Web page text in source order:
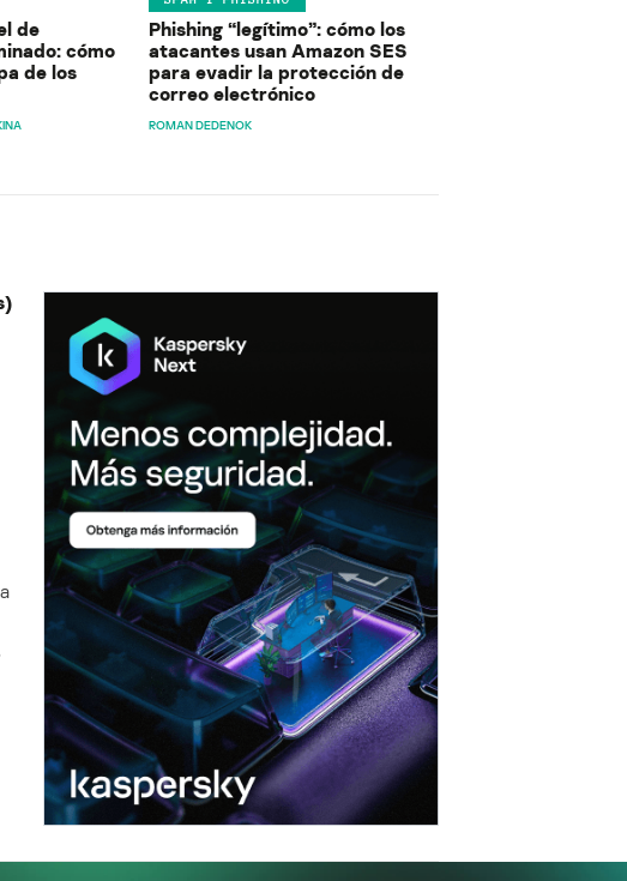
de
cómo
de los
Phishing “legítimo”: cómo los
atacantes usan Amazon SES
para evadir la protección de
correo electrónico
ROMAN DEDENOK